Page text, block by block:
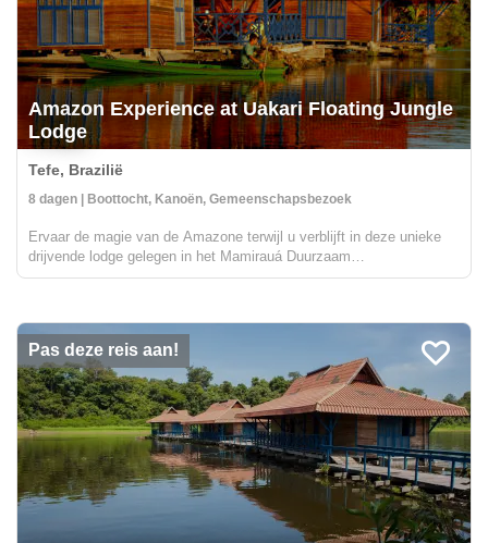
Amazon Experience at Uakari Floating Jungle
Lodge
Tefe, Brazilië
8 dagen | Boottocht, Kanoën, Gemeenschapsbezoek
Ervaar de magie van de Amazone terwijl u verblijft in deze unieke
drijvende lodge gelegen in het Mamirauá Duurzaam
Ontwikkelingsreservaat. In het droge seizoen zult u wandelingen
Pas deze reis aan!